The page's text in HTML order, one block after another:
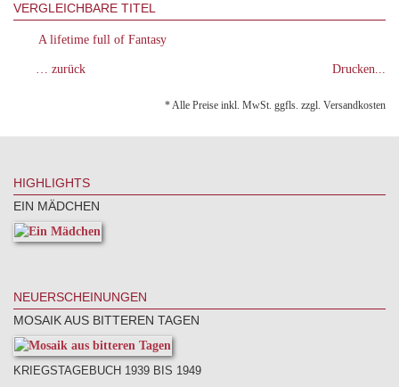
VERGLEICHBARE TITEL
A lifetime full of Fantasy
… zurück Drucken...
* Alle Preise inkl. MwSt. ggfls. zzgl. Versandkosten
HIGHLIGHTS
EIN MÄDCHEN
NEUERSCHEINUNGEN
MOSAIK AUS BITTEREN TAGEN
KRIEGSTAGEBUCH 1939 BIS 1949